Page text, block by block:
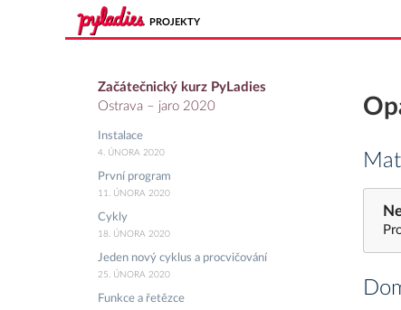
PROJEKTY
Začátečnický kurz PyLadies
Ostrava – jaro 2020
Instalace
4. ÚNORA 2020
První program
11. ÚNORA 2020
Cykly
18. ÚNORA 2020
Jeden nový cyklus a procvičování
25. ÚNORA 2020
Funkce a řetězce